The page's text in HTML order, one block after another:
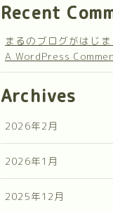
Recent
まるのブログがはじ
A WordPress
Archives
2026年2月
2026年1月
2025年12月